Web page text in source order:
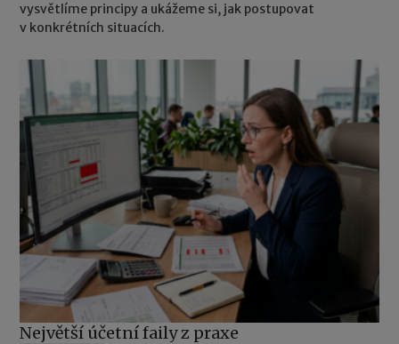
vysvětlíme principy a ukážeme si, jak postupovat
v konkrétních situacích.
Největší účetní faily z praxe